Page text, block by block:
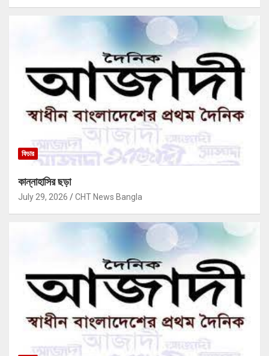
ফিচার
কান্নাহাসির ছড়া
July 29, 2026 CHT News Bangla